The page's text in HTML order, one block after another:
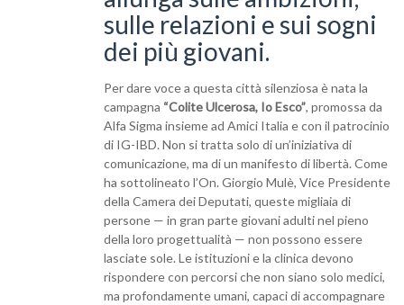
sulle relazioni e sui sogni
dei più giovani.
Per dare voce a questa città silenziosa è nata la
campagna “Colite Ulcerosa, Io Esco”, promossa da
Alfa Sigma insieme ad Amici Italia e con il patrocinio
di IG-IBD. Non si tratta solo di un’iniziativa di
comunicazione, ma di un manifesto di libertà. Come
ha sottolineato l’On. Giorgio Mulè, Vice Presidente
della Camera dei Deputati, queste migliaia di
persone — in gran parte giovani adulti nel pieno
della loro progettualità — non possono essere
lasciate sole. Le istituzioni e la clinica devono
rispondere con percorsi che non siano solo medici,
ma profondamente umani, capaci di accompagnare